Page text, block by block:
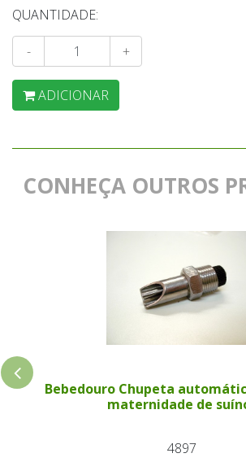
QUANTIDADE:
- +
ADICIONAR
CONHEÇA OUTROS
Bebedouro Chupeta
maternidade de
4897